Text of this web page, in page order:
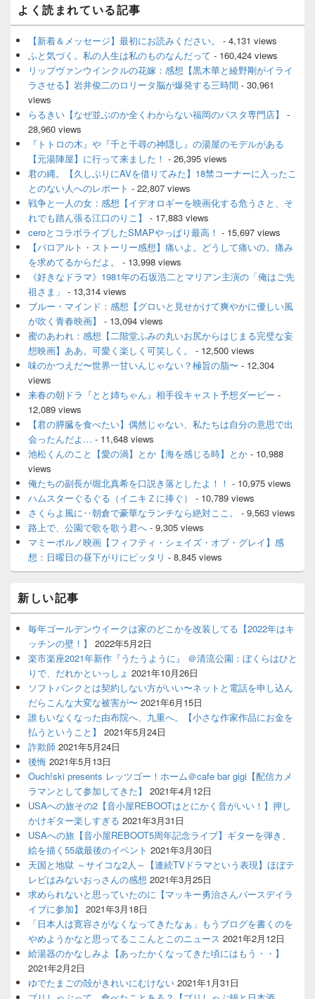
ン
サ
イ
バ
ィ
ェ
エ
ア
よく読まれている記事
【新着＆メッセージ】最初にお読みください。
- 4,131 views
ふと気づく。私の人生は私のものなんだって - 160,424 views
リップヴァンウインクルの花嫁：感想【黒木華と綾野剛がイライ
ラさせる】岩井俊二のロリータ脳が爆発する三時間 - 30,961
views
らるきい【なぜ並ぶのか全くわからない福岡のパスタ専門店】
-
28,960 views
『トトロの木』や『千と千尋の神隠し』の湯屋のモデルがある
【元湯陣屋】に行って来ました！ - 26,395 views
君の縄。【久しぶりにAVを借りてみた】18禁コーナーに入ったこ
とのない人へのレポート - 22,807 views
戦争と一人の女：感想【イデオロギーを映画化する危うさと、そ
れでも踏ん張る江口のりこ】
- 17,883 views
ceroとコラボライブしたSMAPやっぱり最高！ - 15,697 views
【パロアルト・ストーリー感想】痛いよ。どうして痛いの。痛み
を求めてるからだよ。
- 13,998 views
《好きなドラマ》1981年の石坂浩二とマリアン主演の「俺はご先
祖さま」 - 13,314 views
ブルー・マインド：感想【グロいと見せかけて爽やかに優しい風
が吹く青春映画】
- 13,094 views
蜜のあわれ：感想【二階堂ふみの丸いお尻からはじまる完璧な妄
想映画】ああ。可愛く楽しく可笑しく。
- 12,500 views
味のかつえだ〜世界一甘いんじゃない？極旨の脂〜 - 12,304
views
来春の朝ドラ『とと姉ちゃん』相手役キャスト予想ダービー -
12,089 views
【君の膵臓を食べたい】偶然じゃない、私たちは自分の意思で出
会ったんだよ… - 11,648 views
池松くんのこと【愛の渦】とか【海を感じる時】とか - 10,988
views
俺たちの副長が堀北真希を口説き落としたよ！！ - 10,975 views
ハムスターぐるぐる（イニキＺに捧ぐ）
- 10,789 views
さくらよ風に‥朝倉で豪華なランチなら絶対ここ。
- 9,563 views
路上で、公園で歌を歌う君へ - 9,305 views
マミーポルノ映画【フィフティ・シェイズ・オブ・グレイ】感
想：日曜日の昼下がりにピッタリ - 8,845 views
新しい記事
毎年ゴールデンウイークは家のどこかを改装してる【2022年はキ
ッチンの壁！】
2022年5月2日
楽市楽座2021年新作『うたうように』 ＠清流公園：ぼくらはひと
りで、だれかといっしょ 2021年10月26日
ソフトバンクとは契約しない方がいい〜ネットと電話を申し込ん
だらこんな大変な被害が〜 2021年6月15日
誰もいなくなった由布院へ、九重へ。【小さな作家作品にお金を
払うということ】
2021年5月24日
詐欺師 2021年5月24日
後悔 2021年5月13日
Ouch!ski presents レッツゴー！ホーム＠cafe bar gigi【配信カメ
ラマンとして参加してきた】
2021年4月12日
USAへの旅その2【音小屋REBOOTはとにかく音がいい！】押し
かけギター楽しすぎる 2021年3月31日
USAへの旅【音小屋REBOOT5周年記念ライブ】ギターを弾き、
絵を描く55歳最後のイベント 2021年3月30日
天国と地獄 ～サイコな2人～【連続TVドラマという表現】ほぼテ
レビはみないおっさんの感想 2021年3月25日
求められないと思っていたのに【マッキー勇治さんバースデイラ
イブに参加】
2021年3月18日
「日本人は寛容さがなくなってきたなぁ」もうブログを書くのを
やめようかなと思ってるここんとこのニュース 2021年2月12日
給湯器のかなしみよ【あったかくなってきた頃にはもう・・】
2021年2月2日
ゆでたまごの殻がきれいにむけない 2021年1月31日